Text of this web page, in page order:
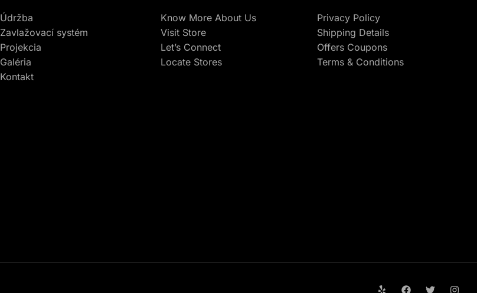
Údržba
Zavlažovací systém
Projekcia
Galéria
Kontakt
Know More About Us
Visit Store
Let’s Connect
Locate Stores
Privacy Policy
Shipping Details
Offers Coupons
Terms & Conditions